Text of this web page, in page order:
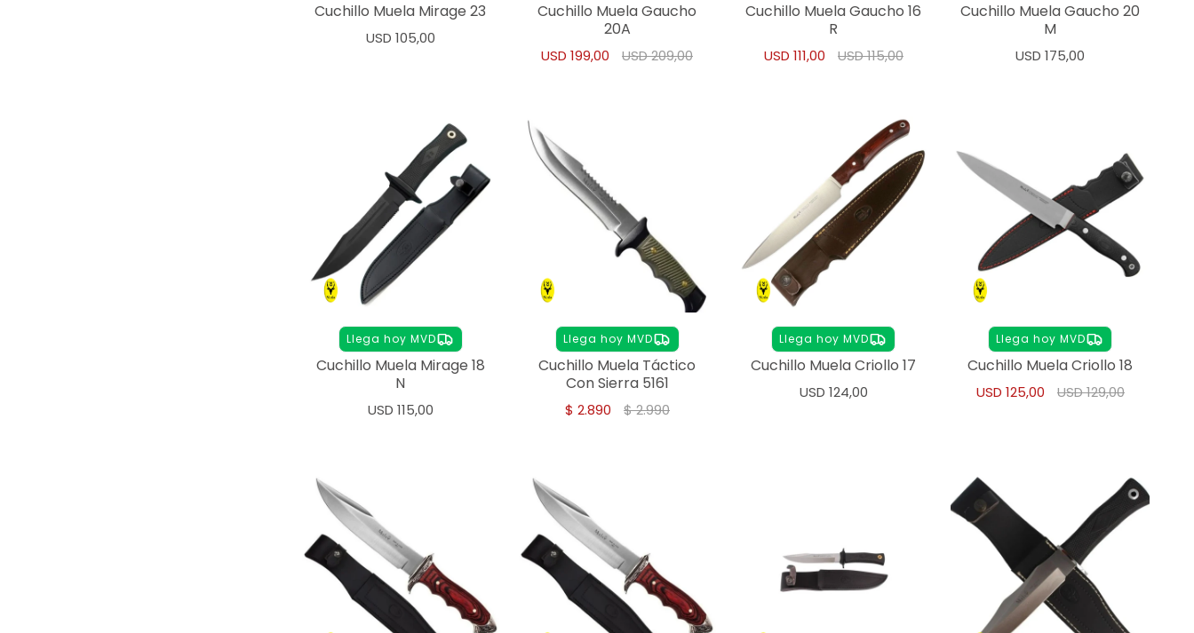
Cuchillo Muela Mirage 23
USD 105,00
Cuchillo Muela Gaucho
20A
USD 199,00 USD209,00
Cuchillo Muela Gaucho 16
R
USD 111,00 USD115,00
Cuchillo Muela Gaucho 20
M
USD 175,00
Llega hoy MVD
Cuchillo Muela Mirage 18
N
USD 115,00
Llega hoy MVD
Cuchillo Muela Táctico
Con Sierra 5161
$ 2.890 $2.990
Llega hoy MVD
Cuchillo Muela Criollo 17
USD 124,00
Llega hoy MVD
Cuchillo Muela Criollo 18
USD 125,00 USD129,00